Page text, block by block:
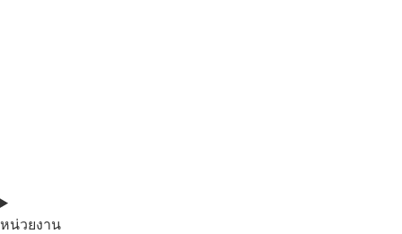
หน่วยงาน